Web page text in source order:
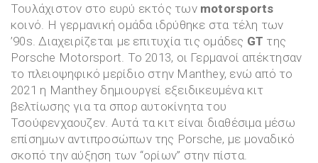
Τουλάχιστον στο ευρύ εκτός των motorsports
κοινό. Η γερμανική ομάδα ιδρύθηκε στα τέλη των
’90s. Διαχειρίζεται με επιτυχία τις ομάδες GT της
Porsche Motorsport. Το 2013, οι Γερμανοί απέκτησαν
το πλειοψηφικό μερίδιο στην Manthey, ενώ από το
2021 η Manthey δημιουργεί εξειδικευμένα κιτ
βελτίωσης για τα σπορ αυτοκίνητα του
Τσούφενχαουζεν. Αυτά τα κιτ είναι διαθέσιμα μέσω
επίσημων αντιπροσώπων της Porsche, με μοναδικό
σκοπό την αύξηση των “ορίων” στην πίστα.